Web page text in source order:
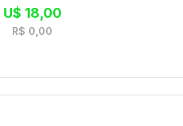
U$ 18,00
R$ 0,00